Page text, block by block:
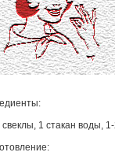
свеклы, 1 стакан воды,